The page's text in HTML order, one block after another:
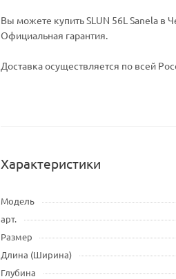
Вы можете купить SLUN 56L Sanela в
Официальная гарантия.
Доставка осуществляется по всей
Характеристики
Модель
арт.
Размер
Длина (Ширина)
Глубина